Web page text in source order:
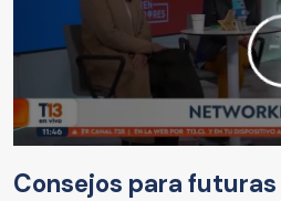
Consejos para